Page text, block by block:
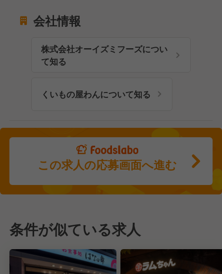
会社情報
株式会社オーイズミフーズについ
て知る
くいもの屋わんについて知る
この求人の応募画面へ進む
条件が似ている求人